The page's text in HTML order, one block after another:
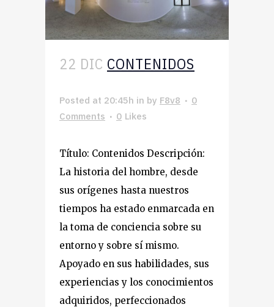
22 DIC CONTENIDOS
Posted at 20:45h in by F8v8
0
Comments
0 Likes
Título: Contenidos Descripción:
La historia del hombre, desde
sus orígenes hasta nuestros
tiempos ha estado enmarcada en
la toma de conciencia sobre su
entorno y sobre sí mismo.
Apoyado en sus habilidades, sus
experiencias y los conocimientos
adquiridos, perfeccionados